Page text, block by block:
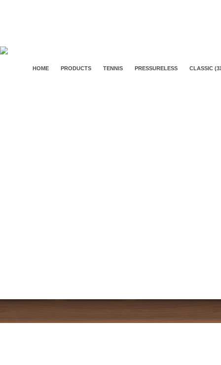
HOME PRODUCTS TENNIS PRESSURELESS CLASSIC